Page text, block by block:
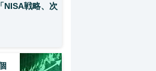
NISA戦略、次